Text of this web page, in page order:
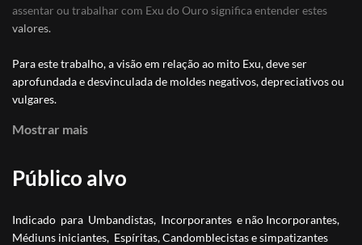
assentar ou trabalhar com Exu do Ouro significa entender estes
valores.
Para este trabalho, a visão em relação ao mito Exu, deve ser
aprofundada e desvinculada de moldes negativos, depreciativos ou
vulgares.
Exu do Ouro é um agente de ação da prosperidade espiritual e
Bem-vindos ao universo da riqueza! Bem-vindos à Semana Gratuita
Mostrar mais
Público alvo
Indicado para Umbandistas, Incorporantes e não Incorporantes,
Médiuns iniciantes, Espíritas, Candomblecistas e simpatizantes